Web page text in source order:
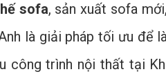
sofa, sản xuất sofa
là giải pháp tối ưu để
công trình nội thất tại